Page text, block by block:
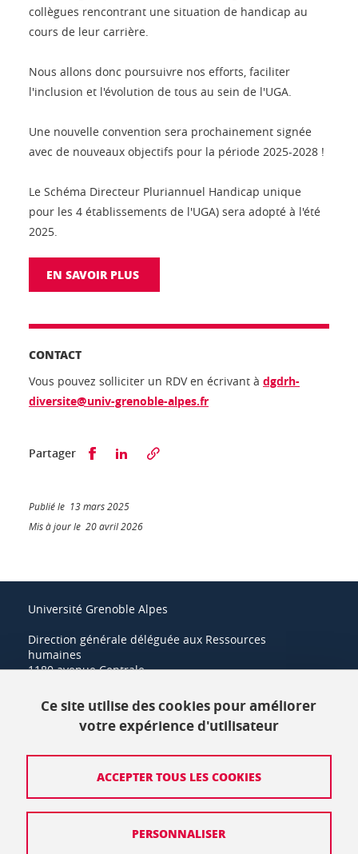
collègues rencontrant une situation de handicap au
cours de leur carrière.
Nous allons donc poursuivre nos efforts, faciliter
l'inclusion et l'évolution de tous au sein de l'UGA.
Une nouvelle convention sera prochainement signée
avec de nouveaux objectifs pour la période 2025-2028 !
Le Schéma Directeur Pluriannuel Handicap unique
pour les 4 établissements de l'UGA) sera adopté à l'été
2025.
EN SAVOIR PLUS
CONTACT
Vous pouvez solliciter un RDV en écrivant à dgdrh-
diversite@univ-grenoble-alpes.fr
Partager Partager sur Facebook
Partager sur LinkedIn
Publié le 13 mars 2025
Mis à jour le 20 avril 2026
Université Grenoble Alpes
Direction générale déléguée aux Ressources
humaines
1180 avenue Centrale
+33 (0)4 57 42 21 42
Mentions légales
Politique de protection des données
Ce site utilise des cookies pour améliorer
votre expérience d'utilisateur
ACCEPTER TOUS LES COOKIES
PERSONNALISER